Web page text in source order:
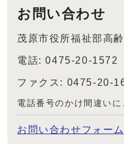
お問い合わせ
茂原市役所福祉部高
電話: 0475-20-1572
ファクス: 0475-20-
電話番号のかけ間違いに
お問い合わせフォーム